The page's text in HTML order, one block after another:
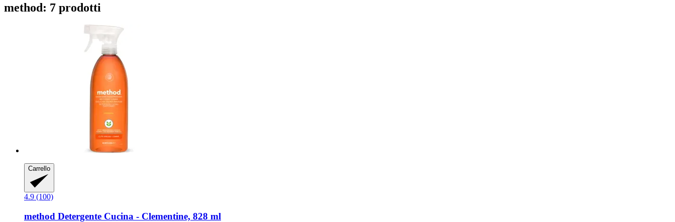
method: 7 prodotti
Carrello
4.9 (100)
method Detergente Cucina -​ Clementine, 828 ml